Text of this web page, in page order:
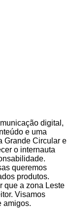
digital,
e uma
Grande Circular e
o internauta
queremos
produtos.
que a zona Leste
Visamos
amigos.